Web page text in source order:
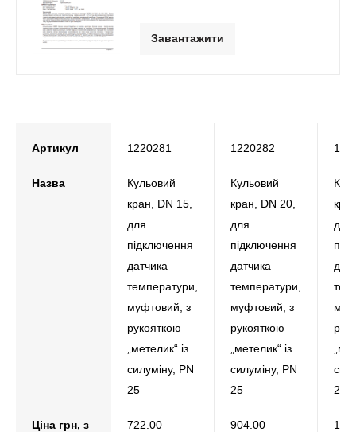
Завантажити
Артикул 1220281 1220282
Назва
Кульовий
кран, DN 15,
для
підключення
датчика
температури,
муфтовий, з
рукояткою
„метелик“ із
силуміну, РN
25
Кульовий
кран, DN 20,
для
підключення
датчика
температури,
муфтовий, з
рукояткою
„метелик“ із
силуміну, РN
25
для
25
Ціна грн, з
722.00 904.00 1